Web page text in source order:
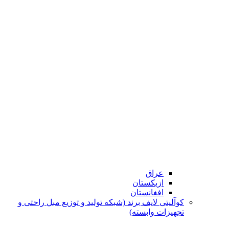
عراق
ازبکستان
افغانستان
کوآلیتی لایف برند (شبکه تولید و توزیع مبل راحتی و
تجهیزات وابسته)